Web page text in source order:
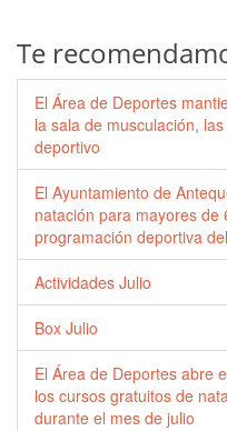
Te
El Área de Deportes
la sala de musculación,
deportivo
El Ayuntamiento de
natación para mayores
programación deportiva
Actividades Julio
Box Julio
El Área de Deportes abre
los cursos gratuitos de
durante el mes de julio